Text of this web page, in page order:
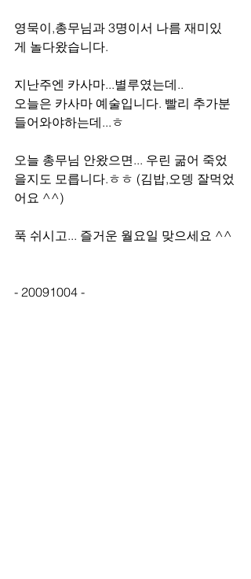
영묵이,총무님과 3명이서 나름 재미있
게 놀다왔습니다.
지난주엔 카사마...별루였는데..
오늘은 카사마 예술입니다. 빨리 추가분
들어와야하는데...ㅎ
오늘 총무님 안왔으면... 우린 굶어 죽었
을지도 모릅니다.ㅎㅎ (김밥,오뎅 잘먹었
어요 ^^)
푹 쉬시고... 즐거운 월요일 맞으세요 ^^
- 20091004 -